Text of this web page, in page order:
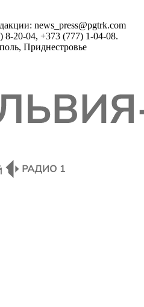
news_press@pgtrk.com
8-20-04, +373 (777) 1-04-08.
Приднестровье